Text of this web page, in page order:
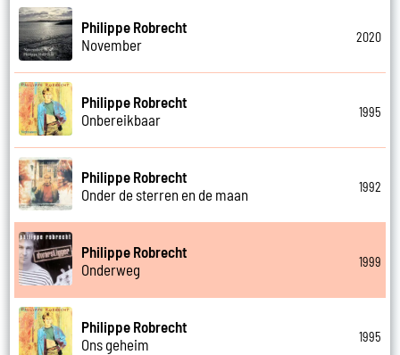
Philippe Robrecht
November
2020
Philippe Robrecht
Onbereikbaar
1995
Philippe Robrecht
Onder de sterren en de maan
1992
Philippe Robrecht
Onderweg
1999
Philippe Robrecht
Ons geheim
1995